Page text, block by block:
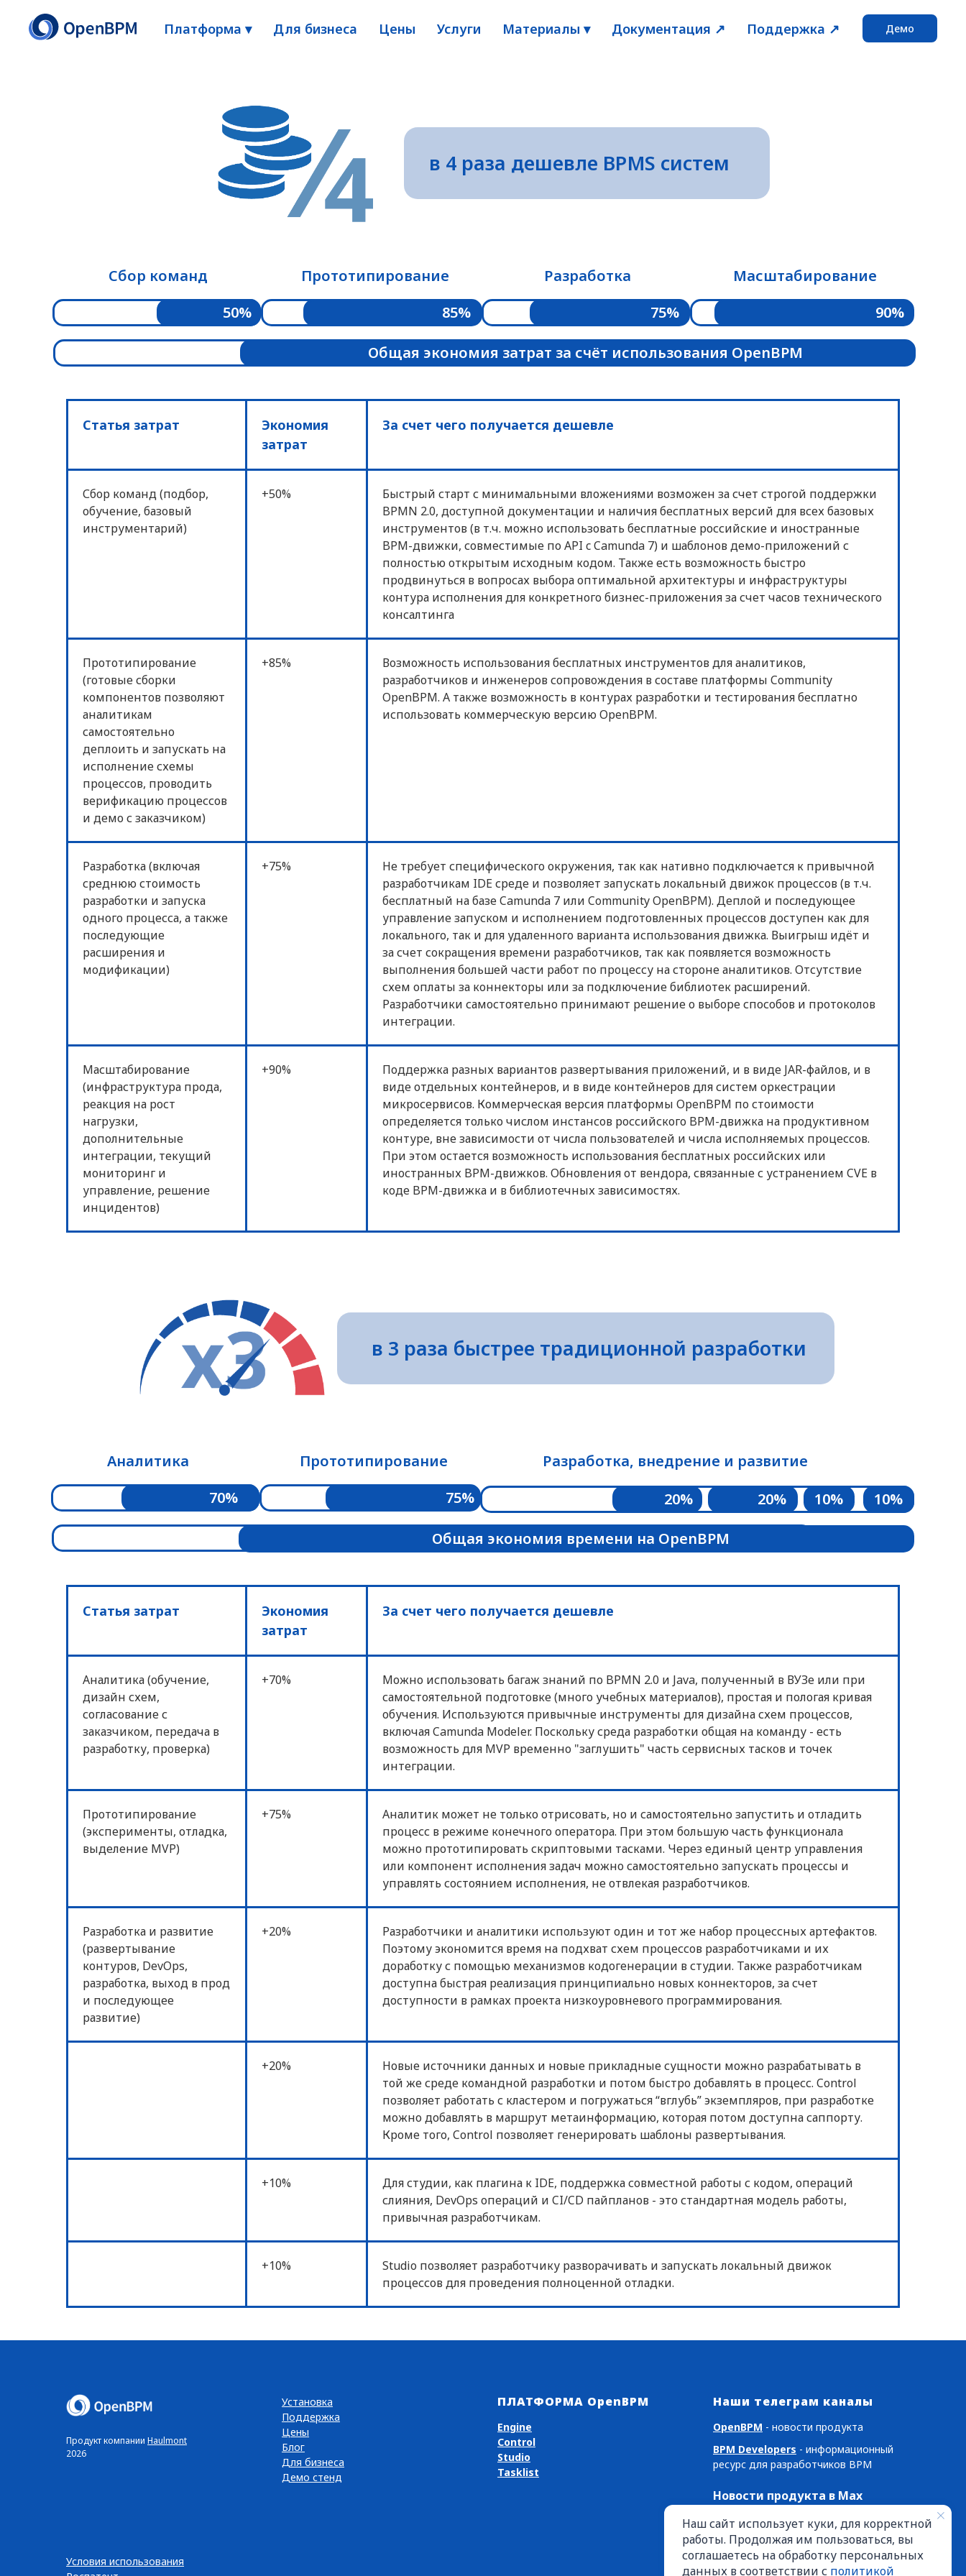
Платформа ▾ Для бизнеса Цены Услуги Материалы ▾ Документация ↗️ Поддержка ↗️ Демо
Наш сайт использует куки, для корректной
работы. Продолжая им пользоваться, вы
соглашаетесь на обработку персональных
данных в соответствии с политикой
в 4 раза дешевле BPMS систем
90%
Масштабирование
85%
Прототипирование
75%
Разработка
Общая экономия затрат за счёт использования OpenBPM
50%
Сбор команд
Статья затрат
Экономия
затрат
За счет чего получается дешевле
Сбор команд (подбор,
обучение, базовый
инструментарий)
+50%
Быстрый старт с минимальными вложениями возможен за счет строгой поддержки
BPMN 2.0, доступной документации и наличия бесплатных версий для всех базовых
инструментов (в т.ч. можно использовать бесплатные российские и иностранные
BPM-движки, совместимые по API c Camunda 7) и шаблонов демо-приложений с
полностью открытым исходным кодом. Также есть возможность быстро
продвинуться в вопросах выбора оптимальной архитектуры и инфраструктуры
контура исполнения для конкретного бизнес-приложения за счет часов технического
консалтинга
Прототипирование
(готовые сборки
компонентов позволяют
аналитикам
самостоятельно
деплоить и запускать на
исполнение схемы
процессов, проводить
верификацию процессов
и демо с заказчиком)
+85%
Возможность использования бесплатных инструментов для аналитиков,
разработчиков и инженеров сопровождения в составе платформы Community
OpenBPM. А также возможность в контурах разработки и тестирования бесплатно
использовать коммерческую версию OpenBPM.
Разработка (включая
среднюю стоимость
разработки и запуска
одного процесса, а также
последующие
расширения и
модификации)
+75%
Не требует специфического окружения, так как нативно подключается к привычной
разработчикам IDE среде и позволяет запускать локальный движок процессов (в т.ч.
бесплатный на базе Camunda 7 или Community OpenBPM). Деплой и последующее
управление запуском и исполнением подготовленных процессов доступен как для
локального, так и для удаленного варианта использования движка. Выигрыш идёт и
за счет сокращения времени разработчиков, так как появляется возможность
выполнения большей части работ по процессу на стороне аналитиков. Отсутствие
схем оплаты за коннекторы или за подключение библиотек расширений.
Разработчики самостоятельно принимают решение о выборе способов и протоколов
интеграции.
Масштабирование
(инфраструктура прода,
реакция на рост
нагрузки,
дополнительные
интеграции, текущий
мониторинг и
управление, решение
инцидентов)
+90%
Поддержка разных вариантов развертывания приложений, и в виде JAR-файлов, и в
виде отдельных контейнеров, и в виде контейнеров для систем оркестрации
микросервисов. Коммерческая версия платформы OpenBPM по стоимости
определяется только числом инстансов российского BPM-движка на продуктивном
контуре, вне зависимости от числа пользователей и числа исполняемых процессов.
При этом остается возможность использования бесплатных российских или
иностранных BPM-движков. Обновления от вендора, связанные с устранением CVE в
коде BPM-движка и в библиотечных зависимостях.
10%
20% 20% 10%
Разработка, внедрение и развитие
в 3 раза быстрее традиционной разработки
Общая экономия времени на OpenBPM
75%
Прототипирование
70%
Аналитика
Статья затрат
Экономия
затрат
За счет чего получается дешевле
Аналитика (обучение,
дизайн схем,
согласование с
заказчиком, передача в
разработку, проверка)
+70%
Можно использовать багаж знаний по BPMN 2.0 и Java, полученный в ВУЗе или при
самостоятельной подготовке (много учебных материалов), простая и пологая кривая
обучения. Используются привычные инструменты для дизайна схем процессов,
включая Camunda Modeler. Поскольку среда разработки общая на команду - есть
возможность для MVP временно "заглушить" часть сервисных тасков и точек
интеграции.
Прототипирование
(эксперименты, отладка,
выделение MVP)
+75%
Аналитик может не только отрисовать, но и самостоятельно запустить и отладить
процесс в режиме конечного оператора. При этом большую часть функционала
можно прототипировать скриптовыми тасками. Через единый центр управления
или компонент исполнения задач можно самостоятельно запускать процессы и
управлять состоянием исполнения, не отвлекая разработчиков.
Разработка и развитие
(развертывание
контуров, DevOps,
разработка, выход в прод
и последующее
развитие)
+20%
Разработчики и аналитики используют один и тот же набор процессных артефактов.
Поэтому экономится время на подхват схем процессов разработчиками и их
доработку с помощью механизмов кодогенерации в студии. Также разработчикам
доступна быстрая реализация принципиально новых коннекторов, за счет
доступности в рамках проекта низкоуровневого программирования.
+20%
Новые источники данных и новые прикладные сущности можно разрабатывать в
той же среде командной разработки и потом быстро добавлять в процесс. Control
позволяет работать с кластером и погружаться “вглубь” экземпляров, при разработке
можно добавлять в маршрут метаинформацию, которая потом доступна саппорту.
Кроме того, Control позволяет генерировать шаблоны развертывания.
+10%
Для студии, как плагина к IDE, поддержка совместной работы с кодом, операций
слияния, DevOps операций и CI/CD пайпланов - это стандартная модель работы,
привычная разработчикам.
+10%
Studio позволяет разработчику разворачивать и запускать локальный движок
процессов для проведения полноценной отладки.
Продукт компании Haulmont
2026
Установка
Поддержка
Цены
Блог
Для бизнеса
Демо стенд
ПЛАТФОРМА OpenBPM
Engine
Control
Studio
Tasklist
Наши телеграм каналы
OpenBPM - новости продукта
BPM Developers - информационный
ресурс для разработчиков BPM
Новости продукта в Max
Условия использования